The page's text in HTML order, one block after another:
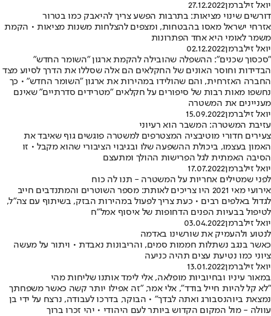
יואל זילברמן27.12.2022
דורשים שינוי מציאות: בתרבות הפשע צריך להיאבק כמו בטרור
אזרחי ישראל מאסו בהבטחות, ומצפים להצלחות משנות מציאות • הקמת
משמר לאומי היא אחד הפתרונות
יואל זילברמן02.12.2022
"סכסוך שכנים": ההשפלה שהובילה להקמת ארגון "השומר החדש"
הבדידות וחוסר האונים של החקלאים הם אלה שסללו את הדרך לסיוע מצד
החברה האזרחית, והם שהולידו במהירות את ארגון "השומר החדש" • כך
נחשפו מאות רבות של סיפורים על חקלאים "מטרידים סדרתיים" שאינם
מעניינים את המשטרה
יואל זילברמן15.09.2022
עזיבת המשטרה: המשבר הוא רעיוני
צעירים חדורי מוטיבציה המצטרפים למשטרה פוגשים גוף שאיבד את
האמון בעצמו, ביכולת ההשפעה שלו ובגיבוי הציבורי שהוא מקבל • זו
הסיבה האמתית לגל הפרישות ההולך ומתעצם
יואל זילברמן17.07.2022
לפני שמטילים אחריות על המשטרה - תנו לה כוח
אירועי מאי 2021 היו צריכים לאותת: מספר השוטרים והמתנדבים חייב
לגדול באלפים רבים • כעת צריך לפעול במהירות הבזק, בשיתוף עם צה"ל,
לטיפול בבעיות הפנים הדחופות של איסוף אמל"ח
יואל זילברמן03.04.2022
לנטוע ולהעמיק את שורשינו באדמה
כאשר בנגב נשתלות חממות סמים, והריבונות נאבדת • ויתור על מעשה
ציוני כמו נטיעת עצים תהיה כניעה
יואל זילברמן13.01.2022
במאור עיניו ובחיוביות מופלאה, אלי לימד אותנו שליחות מהי
"לא קל להיות חייל בודד", אלי אמר, "זה אפילו יותר קשה כאשר משפחתך
נמצאת ביוהנסבורג ואתה לבדך" • הבוקר, בדרכו לעבודה, נרצח על ידי בן
עוולה - מול המקום הקדוש ביותר לעם היהודי • יהי זכרו ברוך